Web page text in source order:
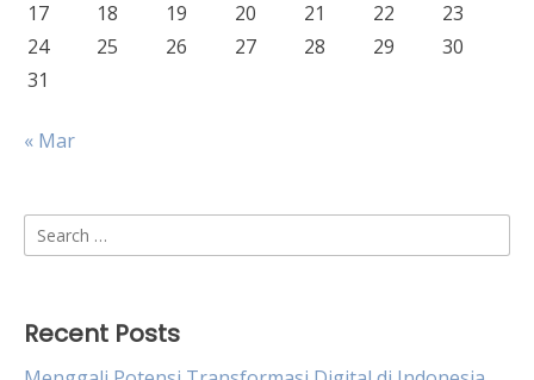
17
18 19 20 21 22
23
24
25 26 27 28 29
30
31
« Mar
Search
for:
Recent Posts